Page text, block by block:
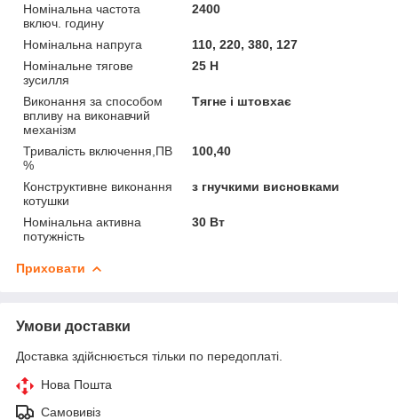
Номінальна частота
включ. годину
2400
Номінальна напруга
110, 220, 380, 127
Номінальне тягове
зусилля
25 Н
Виконання за способом
впливу на виконавчий
механізм
Тягне і штовхає
Тривалість включення,ПВ
%
100,40
Конструктивне виконання
котушки
з гнучкими висновками
Номінальна активна
потужність
30 Вт
Приховати
Умови доставки
Доставка здійснюється тільки по передоплаті.
Нова Пошта
Самовивіз